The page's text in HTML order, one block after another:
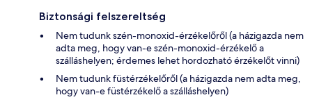
Biztonsági felszereltség
Nem tudunk szén-monoxid-érzékelőről (a házigazda nem
adta meg, hogy van-e szén-monoxid-érzékelő a
szálláshelyen; érdemes lehet hordozható érzékelőt vinni)
Nem tudunk füstérzékelőről (a házigazda nem adta meg,
hogy van-e füstérzékelő a szálláshelyen)